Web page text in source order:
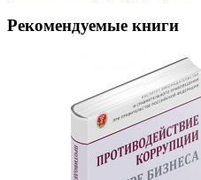
Рекомендуемые книги